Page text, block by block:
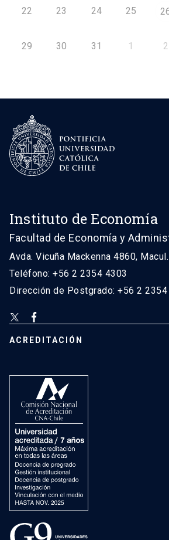
22 23 24 25
29 30 31 1 2
Instituto de Economía
Facultad de Economía y
Avda. Vicuña Mackenna 4860,
Teléfono: +56 2 2354 4303
Dirección de Postgrado: +56 2 2354
ACREDITACIÓN